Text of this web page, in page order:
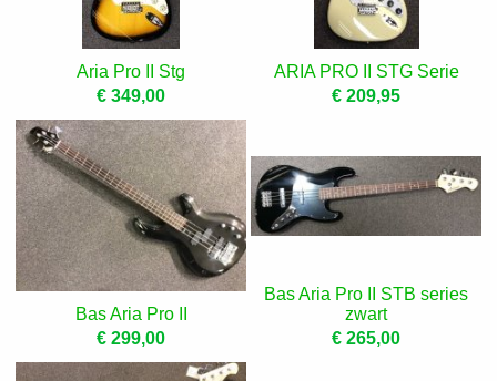
Aria Pro II Stg
€ 349,00
ARIA PRO II STG Serie
€ 209,95
Bas Aria Pro II
€ 299,00
Bas Aria Pro II STB series
zwart
€ 265,00